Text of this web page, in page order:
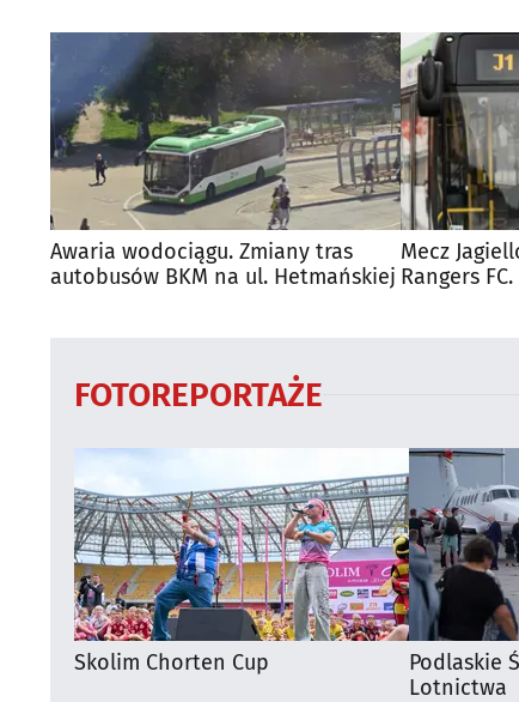
Awaria wodociągu. Zmiany tras
autobusów BKM na ul. Hetmańskiej
Mecz
Rangers
FOTOREPORTAŻE
Skolim Chorten Cup
Podlaskie
Lotnictwa